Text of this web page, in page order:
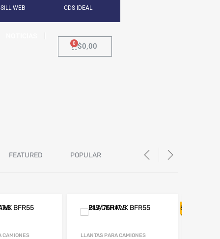
SILL WEB CDS IDEAL
$0,00
FEATURED POPULAR
CAMIONES LLANTAS PARA CAMIONES
8% OFF